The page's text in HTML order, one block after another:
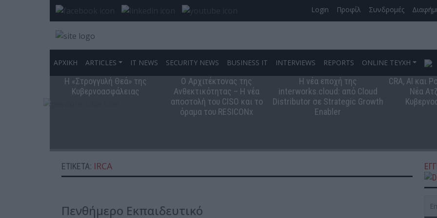
Login Προφίλ Συνδρομές
ΑΡΧΙΚΗ ARTICLES IT NEWS SECURITY NEWS BUSINESS IT INTERVIEWS REPORTS ONLINE ΤΕΥΧΗ
Η «Στρογγυλή Θεά» της
Κυβερνοασφάλειας
Ο Αρχιτέκτονας της
Ανθεκτικότητας – Η νέα
αποστολή του CISO και το
όραμα του RESICONx
Η νέα εποχή της
interworks.cloud: από Cloud
Distributor σε Strategic Growth
Enabler
CRA, AI και
Νέα
ΕΤΙΚΈΤΑ: IRCA
Πενθήμερο Εκπαιδευτικό